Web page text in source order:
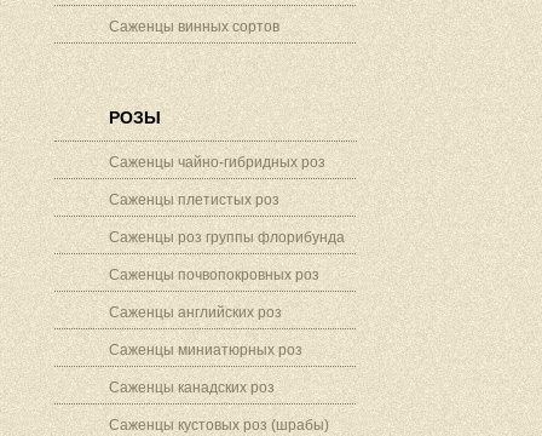
Саженцы винных сортов
РОЗЫ
Саженцы чайно-гибридных роз
Саженцы плетистых роз
Саженцы роз группы флорибунда
Саженцы почвопокровных роз
Саженцы английских роз
Саженцы миниатюрных роз
Саженцы канадских роз
Саженцы кустовых роз (шрабы)